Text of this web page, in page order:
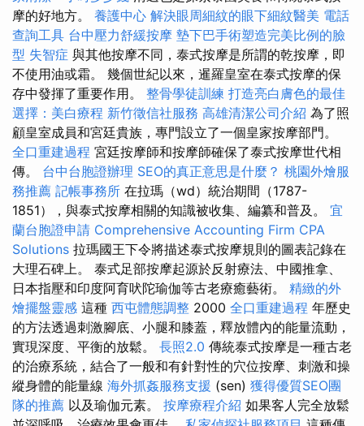
摩的好地方。 養護中心 解決眼周細紋的眼下細紋醫美 電話
查詢工具 台中壓力舒緩按摩 墊下巴手術塑造完美比例的臉
型 失智症 與其他按摩不同，泰式按摩是所謂的乾按摩，即
不使用油或霜。 幾個世紀以來，暹羅皇室在泰式按摩的保
存中發揮了重要作用。 整骨學徒訓練 打造亮白膚色的最佳
選擇：美白療程 新竹徵信社服務 高雄清潔公司介紹 為了照
顧皇室成員和宮廷貴族，專門設立了一個皇家按摩部門。
全口重建過程 宮廷按摩師和按摩師確保了泰式按摩世代相
傳。 台中台胞證辦理 SEO的真正意思是什麼？ 桃園外燴服
務推薦 記帳事務所 在拉瑪（wd）統治期間（1787-
1851），與泰式按摩相關的知識被收集、編纂和普及。 宜
蘭台胞證申請 Comprehensive Accounting Firm CPA
Solutions 拉瑪國王下令將描述泰式按摩規則的圖表記錄在
大理石碑上。 泰式足部按摩起源於反射療法、中國推拿、
日本指壓和印度阿育吠陀瑜伽等古老療癒藝術。 精緻的外
燴擺盤靈感 這種 西屯體態調整 2000 全口重建過程 年歷史
的方法透過刺激腳底、小腿和膝蓋，釋放體內的能量流動，
實現深度、平衡的放鬆。 長照2.0 傳統泰式按摩是一種古老
的治療系統，結合了一般和有針對性的穴位按摩、刺激和操
縱身體的能量線 海外抓姦服務支援 (sen) 獲得優質SEO團
隊的推薦 以及瑜伽元素。 按摩療程介紹 如果客人完全放鬆